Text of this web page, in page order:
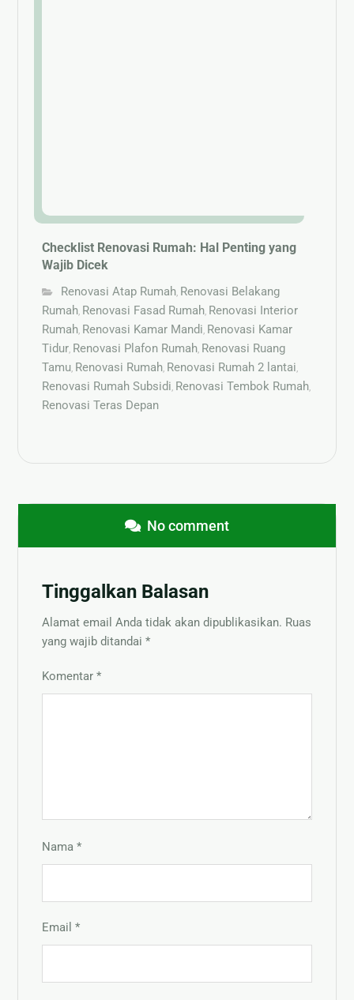
Checklist Renovasi Rumah: Hal Penting yang
Wajib Dicek
Renovasi Atap Rumah, Renovasi Belakang
Rumah, Renovasi Fasad Rumah, Renovasi Interior
Rumah, Renovasi Kamar Mandi, Renovasi Kamar
Tidur, Renovasi Plafon Rumah, Renovasi Ruang
Tamu, Renovasi Rumah, Renovasi Rumah 2 lantai,
Renovasi Rumah Subsidi, Renovasi Tembok Rumah,
Renovasi Teras Depan
No comment
Tinggalkan Balasan
Alamat email Anda tidak akan dipublikasikan. Ruas
yang wajib ditandai*
Komentar*
Nama*
Email*